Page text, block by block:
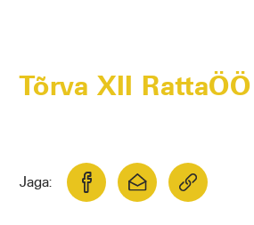
Tõrva XII RattaÖÖ
Jaga: